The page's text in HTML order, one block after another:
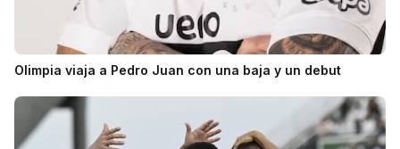
Olimpia viaja a Pedro Juan con una baja y un debut